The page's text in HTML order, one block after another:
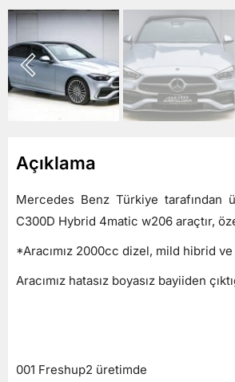
Açıklama
Mercedes Benz Türkiye tarafından
C300D Hybrid 4matic w206 araçtır,
*Aracımız 2000cc dizel, mild hibrid
Aracımız hatasız boyasız bayiiden
001 Freshup2 üretimde